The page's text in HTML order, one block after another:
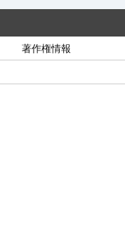
著作権情報